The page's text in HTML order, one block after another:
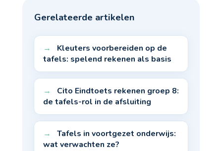
Gerelateerde artikelen
Kleuters voorbereiden op de
tafels: spelend rekenen als basis
Cito Eindtoets rekenen groep 8:
de tafels-rol in de afsluiting
Tafels in voortgezet onderwijs:
wat verwachten ze?